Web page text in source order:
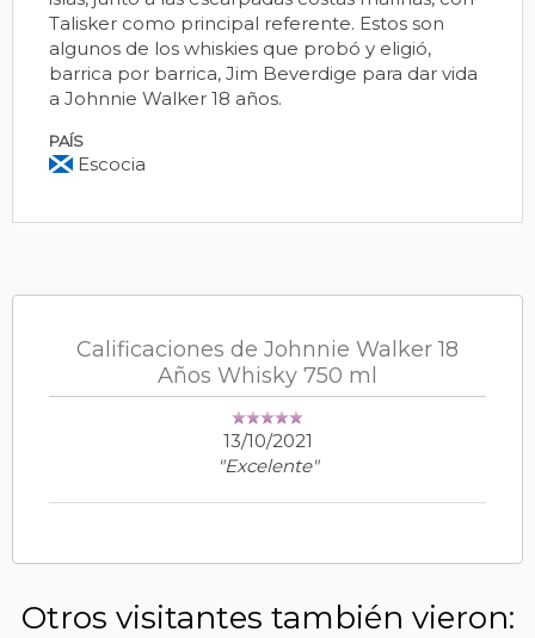
Talisker como principal referente. Estos son
algunos de los whiskies que probó y eligió,
barrica por barrica, Jim Beverdige para dar vida
a Johnnie Walker 18 años.
PAÍS
Escocia
Calificaciones de Johnnie Walker 18
Años Whisky 750 ml
13/10/2021
"Excelente"
Otros visitantes también vieron: